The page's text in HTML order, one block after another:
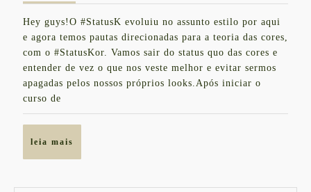
INVERNO
PURO
/
COOL
WINTER
de
2019
Hey guys!O #StatusK evoluiu no assunto estilo por aqui
e agora temos pautas direcionadas para a teoria das cores,
com o #StatusKor. Vamos sair do status quo das cores e
entender de vez o que nos veste melhor e evitar sermos
apagadas pelos nossos próprios looks.Após iniciar o
curso de
leia mais